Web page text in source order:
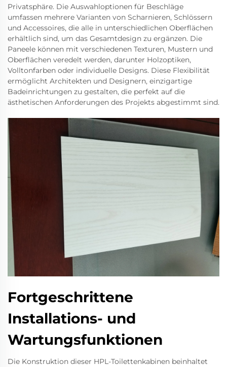
Privatsphäre. Die Auswahloptionen für Beschläge
umfassen mehrere Varianten von Scharnieren, Schlössern
und Accessoires, die alle in unterschiedlichen Oberflächen
erhältlich sind, um das Gesamtdesign zu ergänzen. Die
Paneele können mit verschiedenen Texturen, Mustern und
Oberflächen veredelt werden, darunter Holzoptiken,
Volltonfarben oder individuelle Designs. Diese Flexibilität
ermöglicht Architekten und Designern, einzigartige
Badeinrichtungen zu gestalten, die perfekt auf die
ästhetischen Anforderungen des Projekts abgestimmt sind.
Fortgeschrittene
Installations- und
Wartungsfunktionen
Die Konstruktion dieser HPL-Toilettenkabinen beinhaltet